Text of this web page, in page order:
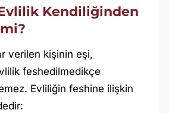
Kendiliğinden
verilen kişinin eşi,
feshedilmedikçe
Evliliğin feshine ilişkin